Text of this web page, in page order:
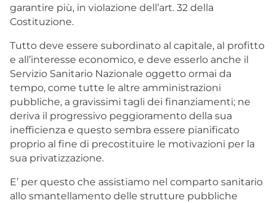
garantire più, in violazione dell’art. 32 della
Costituzione.
Tutto deve essere subordinato al capitale, al profitto
e all’interesse economico, e deve esserlo anche il
Servizio Sanitario Nazionale oggetto ormai da
tempo, come tutte le altre amministrazioni
pubbliche, a gravissimi tagli dei finanziamenti; ne
deriva il progressivo peggioramento della sua
inefficienza e questo sembra essere pianificato
proprio al fine di precostituire le motivazioni per la
sua privatizzazione.
E’ per questo che assistiamo nel comparto sanitario
allo smantellamento delle strutture pubbliche